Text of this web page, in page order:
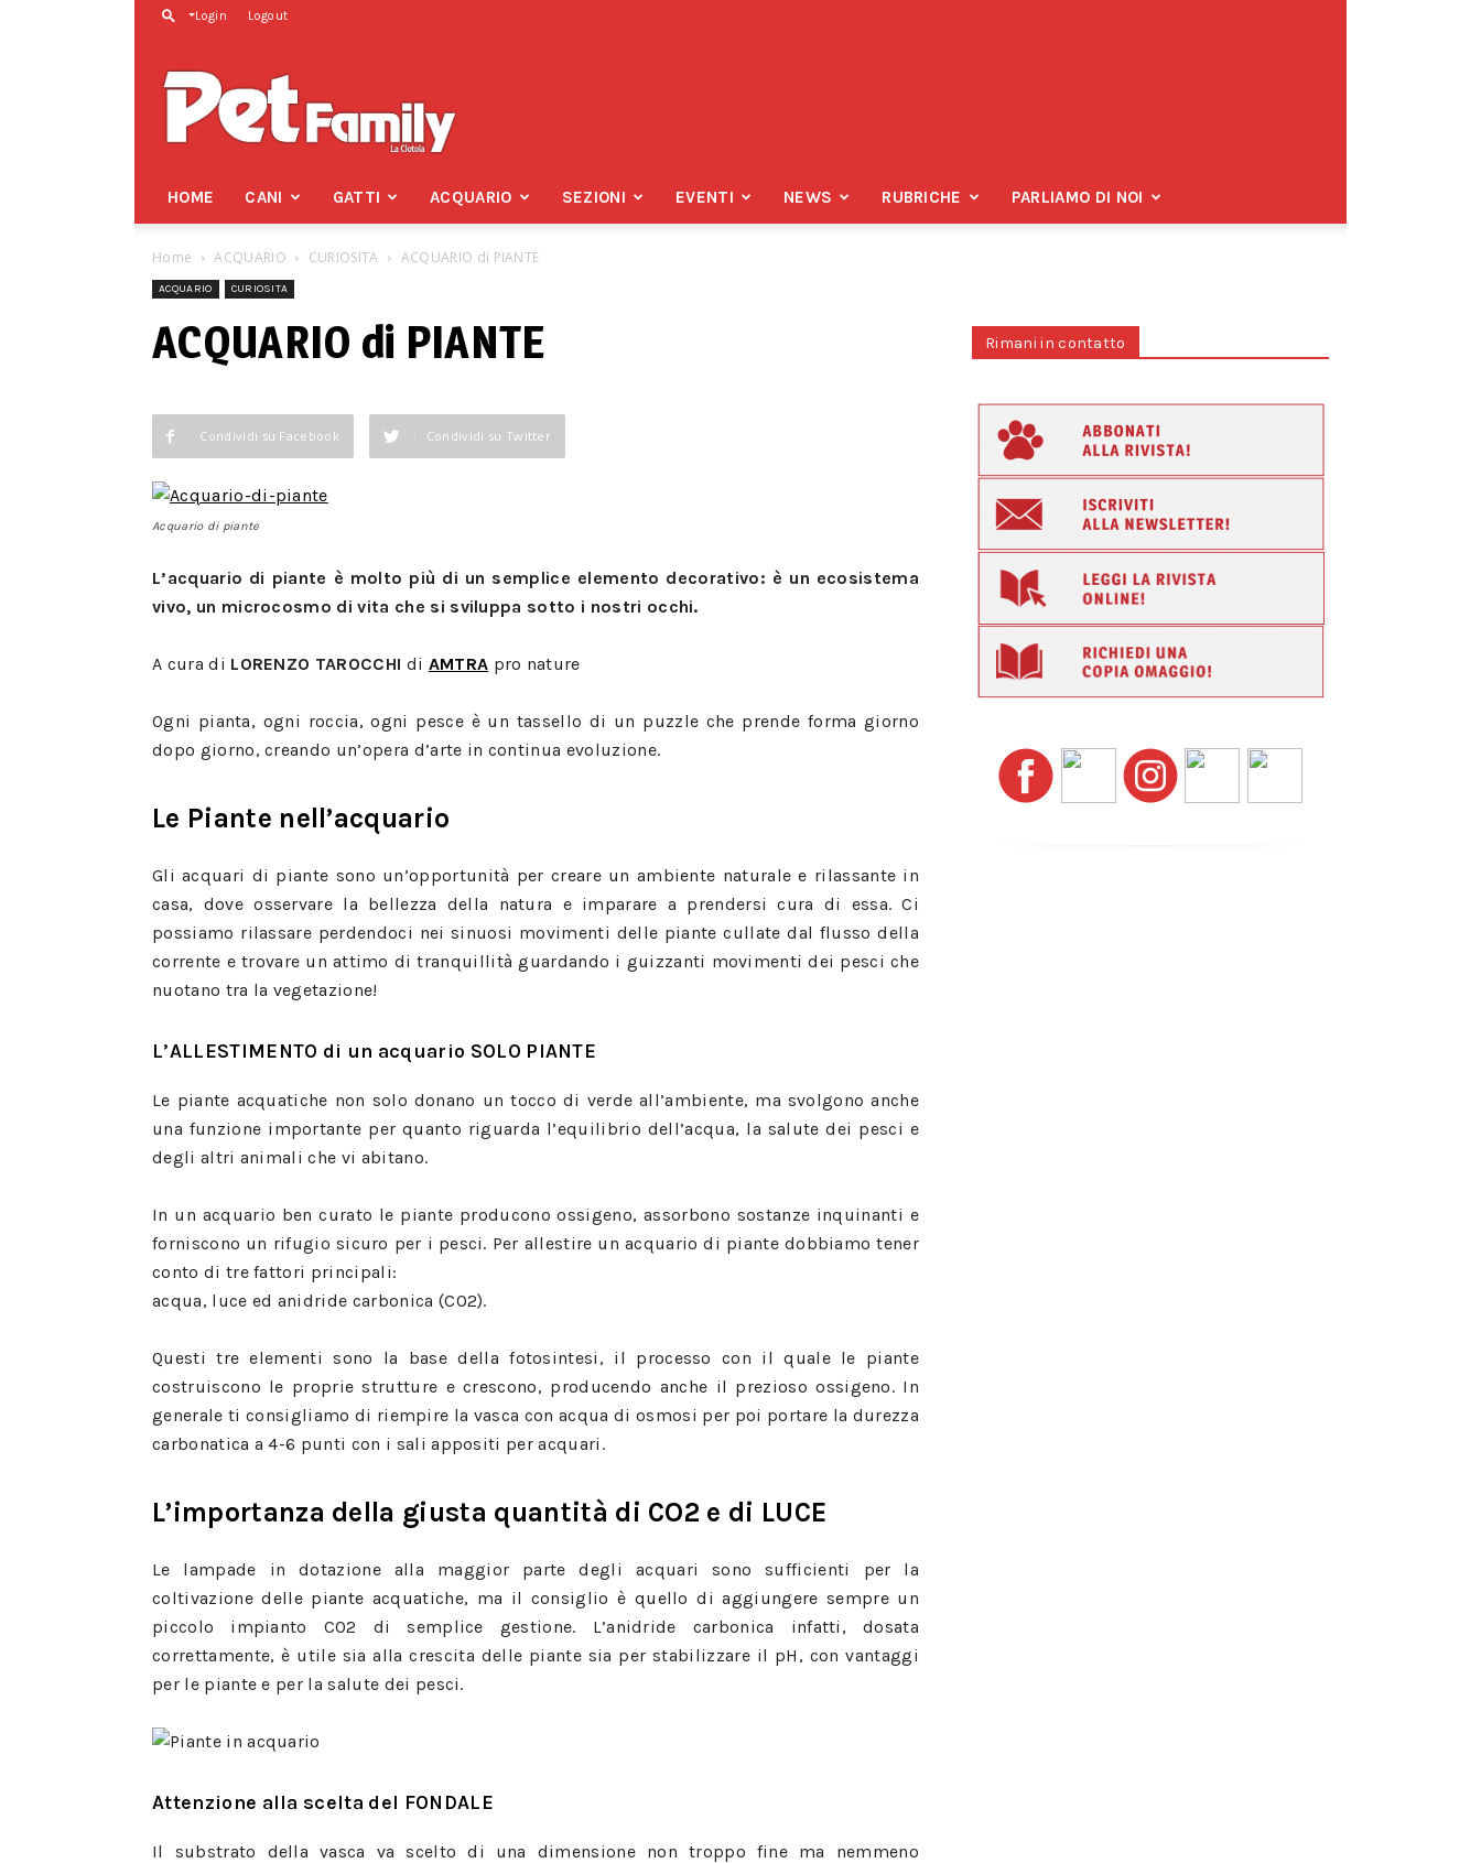
Login Logout
Pet
Family
HOME CANI GATTI ACQUARIO SEZIONI EVENTI NEWS RUBRICHE PARLIAMO DI NOI
Home ACQUARIO CURIOSITA ACQUARIO di PIANTE
ACQUARIO CURIOSITA
ACQUARIO di PIANTE
Condividi su Facebook Condividi su Twitter
Acquario di piante
L’acquario di piante è molto più di un semplice elemento decorativo: è un ecosistema
vivo, un microcosmo di vita che si sviluppa sotto i nostri occhi.
A cura di LORENZO TAROCCHI di AMTRA pro nature
Ogni pianta, ogni roccia, ogni pesce è un tassello di un puzzle che prende forma giorno
dopo giorno, creando un’opera d’arte in continua evoluzione.
Le Piante nell’acquario
Gli acquari di piante sono un’opportunità per creare un ambiente naturale e rilassante in
casa, dove osservare la bellezza della natura e imparare a prendersi cura di essa. Ci
possiamo rilassare perdendoci nei sinuosi movimenti delle piante cullate dal flusso della
corrente e trovare un attimo di tranquillità guardando i guizzanti movimenti dei pesci che
nuotano tra la vegetazione!
L’ALLESTIMENTO di un acquario SOLO PIANTE
Le piante acquatiche non solo donano un tocco di verde all’ambiente, ma svolgono anche
una funzione importante per quanto riguarda l’equilibrio dell’acqua, la salute dei pesci e
degli altri animali che vi abitano.
In un acquario ben curato le piante producono ossigeno, assorbono sostanze inquinanti e
forniscono un rifugio sicuro per i pesci. Per allestire un acquario di piante dobbiamo tener
conto di tre fattori principali:
acqua, luce ed anidride carbonica (CO2).
Questi tre elementi sono la base della fotosintesi, il processo con il quale le piante
costruiscono le proprie strutture e crescono, producendo anche il prezioso ossigeno. In
generale ti consigliamo di riempire la vasca con acqua di osmosi per poi portare la durezza
carbonatica a 4-6 punti con i sali appositi per acquari.
L’importanza della giusta quantità di CO2 e di LUCE
Le lampade in dotazione alla maggior parte degli acquari sono sufficienti per la
coltivazione delle piante acquatiche, ma il consiglio è quello di aggiungere sempre un
piccolo impianto CO2 di semplice gestione. L’anidride carbonica infatti, dosata
correttamente, è utile sia alla crescita delle piante sia per stabilizzare il pH, con vantaggi
per le piante e per la salute dei pesci.
Attenzione alla scelta del FONDALE
Il substrato della vasca va scelto di una dimensione non troppo fine ma nemmeno
Rimani in contatto